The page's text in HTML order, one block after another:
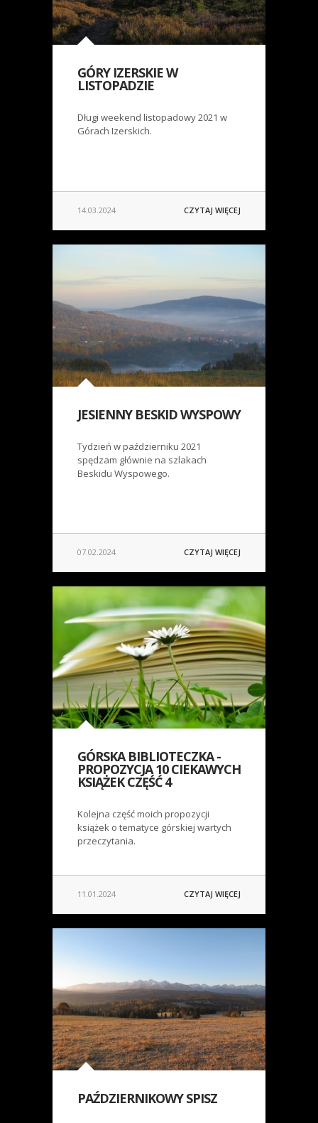
GÓRY IZERSKIE W
LISTOPADZIE
Długi weekend listopadowy 2021 w
Górach Izerskich.
14.03.2024 CZYTAJ WIĘCEJ
JESIENNY BESKID WYSPOWY
Tydzień w październiku 2021
spędzam głównie na szlakach
Beskidu Wyspowego.
07.02.2024 CZYTAJ WIĘCEJ
GÓRSKA BIBLIOTECZKA -
PROPOZYCJA 10 CIEKAWYCH
KSIĄŻEK CZĘŚĆ 4
Kolejna część moich propozycji
książek o tematyce górskiej wartych
przeczytania.
11.01.2024 CZYTAJ WIĘCEJ
PAŹDZIERNIKOWY SPISZ